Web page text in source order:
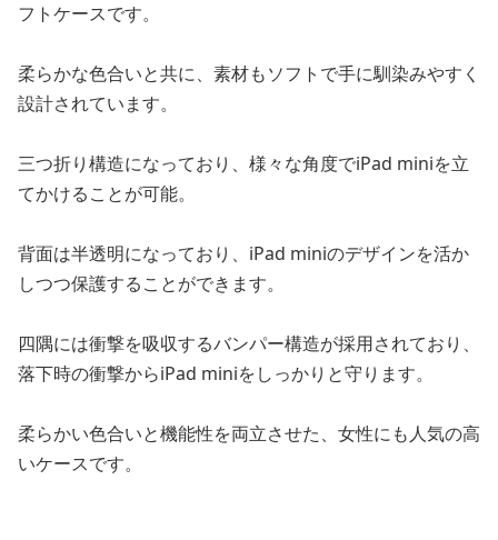
フトケースです。
柔らかな色合いと共に、素材もソフトで手に馴染みやすく
設計されています。
三つ折り構造になっており、様々な角度でiPad miniを立
てかけることが可能。
背面は半透明になっており、iPad miniのデザインを活か
しつつ保護することができます。
四隅には衝撃を吸収するバンパー構造が採用されており、
落下時の衝撃からiPad miniをしっかりと守ります。
柔らかい色合いと機能性を両立させた、女性にも人気の高
いケースです。